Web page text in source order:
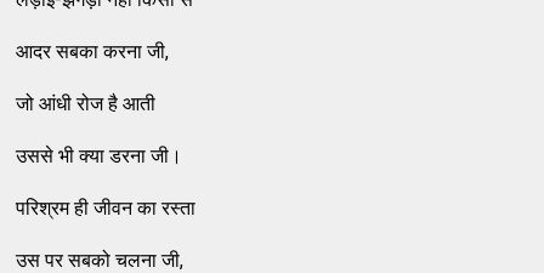
आदर सबका करना जी,
जो आंधी रोज है आती
उससे भी क्‍या डरना जी।
परिश्रम ही जीवन का रस्‍ता
उस पर सबको चलना जी,